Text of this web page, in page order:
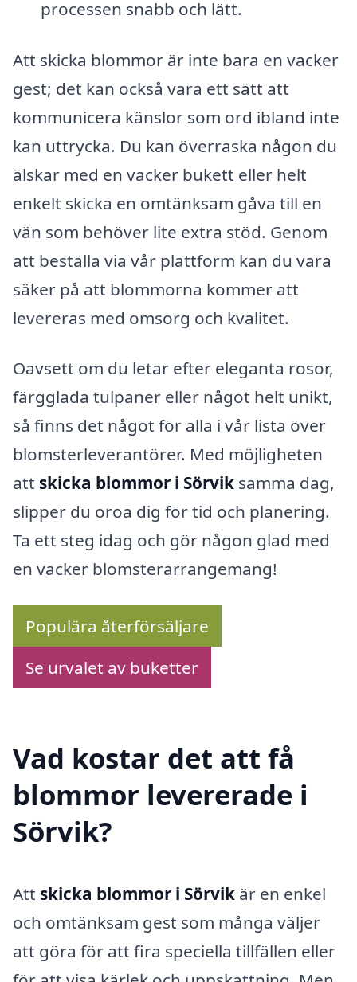
processen snabb och lätt.
Att skicka blommor är inte bara en vacker
gest; det kan också vara ett sätt att
kommunicera känslor som ord ibland inte
kan uttrycka. Du kan överraska någon du
älskar med en vacker bukett eller helt
enkelt skicka en omtänksam gåva till en
vän som behöver lite extra stöd. Genom
att beställa via vår plattform kan du vara
säker på att blommorna kommer att
levereras med omsorg och kvalitet.
Oavsett om du letar efter eleganta rosor,
färgglada tulpaner eller något helt unikt,
så finns det något för alla i vår lista över
blomsterleverantörer. Med möjligheten
att skicka blommor i Sörvik samma dag,
slipper du oroa dig för tid och planering.
Ta ett steg idag och gör någon glad med
en vacker blomsterarrangemang!
Populära återförsäljare
Se urvalet av buketter
Vad kostar det att få
blommor levererade i
Sörvik?
Att skicka blommor i Sörvik är en enkel
och omtänksam gest som många väljer
att göra för att fira speciella tillfällen eller